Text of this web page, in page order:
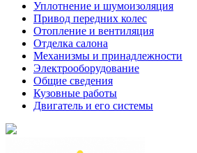
Уплотнение и шумоизоляция
Привод передних колес
Отопление и вентиляция
Отделка салона
Механизмы и принадлежности
Электрооборудование
Общие сведения
Кузовные работы
Двигатель и его системы